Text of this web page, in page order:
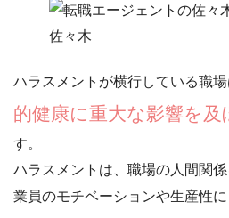
佐々木
ハラスメントが横行している職場
的健康に重大な影響を及
す。
ハラスメントは、 職場の人間関
業員のモチベーションや生産性に